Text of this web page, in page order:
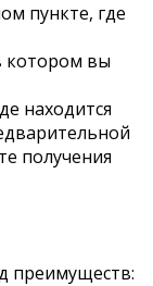
пункте, где
котором вы
находится
получения
преимуществ: